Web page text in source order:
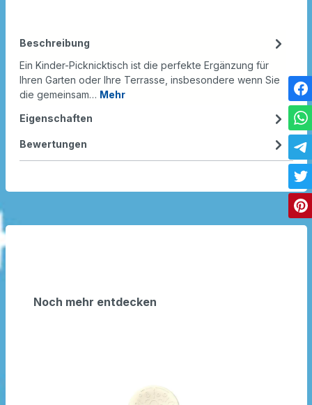
Beschreibung
Ein Kinder-Picknicktisch ist die perfekte Ergänzung für
Ihren Garten oder Ihre Terrasse, insbesondere wenn Sie
die gemeinsam… Mehr
Eigenschaften
Bewertungen
Noch mehr entdecken